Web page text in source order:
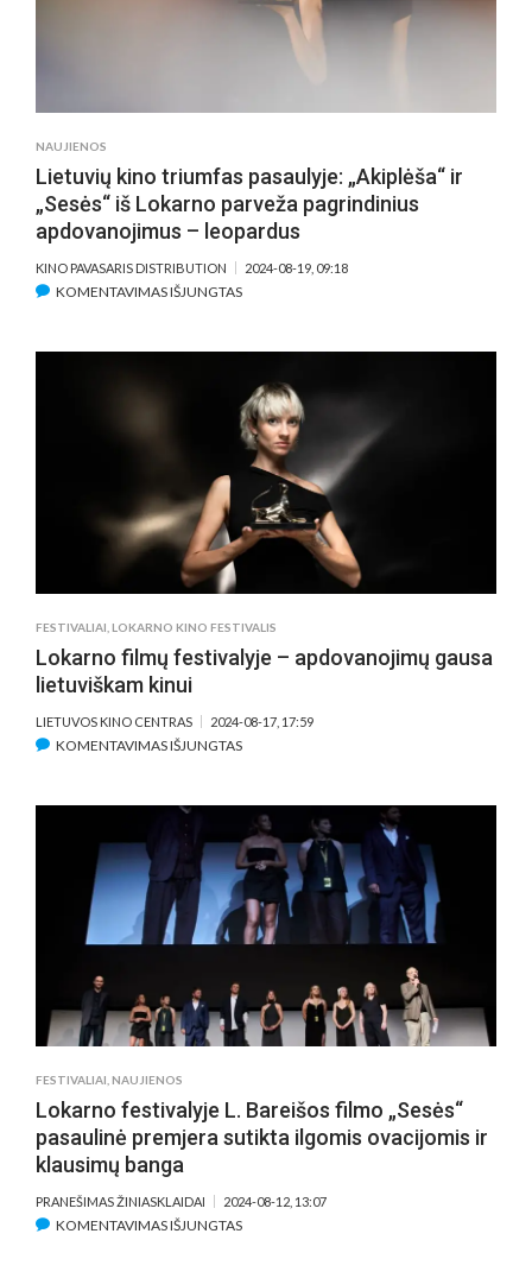
KINO
APDOVANOJIMŲ
NOMINACIJAS
NAUJIENOS
Lietuvių kino triumfas pasaulyje: „Akiplėša“ ir
„Sesės“ iš Lokarno parveža pagrindinius
apdovanojimus – leopardus
KINO PAVASARIS DISTRIBUTION 2024-08-19, 09:18
KOMENTAVIMAS IŠJUNGTASĮRAŠE
PASAULYJE:
„AKIPLĖŠA“
IR
„SESĖS“
LOKARNO
PARVEŽA
PAGRINDINIUS
APDOVANOJIMUS
FESTIVALIAI LOKARNO KINO FESTIVALIS
Lokarno filmų festivalyje – apdovanojimų gausa
lietuviškam kinui
LIETUVOS KINO CENTRAS 2024-08-17, 17:59
KOMENTAVIMAS IŠJUNGTASĮRAŠE
FESTIVALYJE
–
APDOVANOJIMŲ
GAUSA
LIETUVIŠKAM
KINUI
FESTIVALIAI NAUJIENOS
Lokarno festivalyje L. Bareišos filmo „Sesės“
pasaulinė premjera sutikta ilgomis ovacijomis ir
klausimų banga
PRANEŠIMAS ŽINIASKLAIDAI 2024-08-12, 13:07
KOMENTAVIMAS IŠJUNGTASĮRAŠE